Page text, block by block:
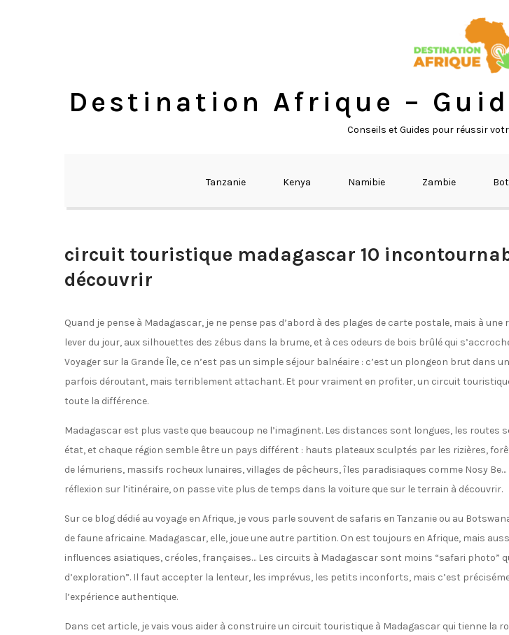
Destination Afrique –
Conseils et Guides pour réussir
Tanzanie Kenya Namibie Zambie
circuit touristique madagascar 10
découvrir
Quand je pense à Madagascar, je ne pense pas d’abord à des plages de carte postale, mais à une
lever du jour, aux silhouettes des zébus dans la brume, et à ces odeurs de bois brûlé qui
Voyager sur la Grande Île, ce n’est pas un simple séjour balnéaire : c’est un plongeon brut dans
parfois déroutant, mais terriblement attachant. Et pour vraiment en profiter, un circuit
toute la différence.
Madagascar est plus vaste que beaucoup ne l’imaginent. Les distances sont longues, les routes
état, et chaque région semble être un pays différent : hauts plateaux sculptés par les rizières,
de lémuriens, massifs rocheux lunaires, villages de pêcheurs, îles paradisiaques comme Nosy Be…
réflexion sur l’itinéraire, on passe vite plus de temps dans la voiture que sur le terrain à découvrir.
Sur ce blog dédié au voyage en Afrique, je vous parle souvent de safaris en Tanzanie ou au
de faune africaine. Madagascar, elle, joue une autre partition. On est toujours en Afrique, mais
influences asiatiques, créoles, françaises… Les circuits à Madagascar sont moins “safari photo”
d’exploration”. Il faut accepter la lenteur, les imprévus, les petits inconforts, mais c’est
l’expérience authentique.
Dans cet article, je vais vous aider à construire un circuit touristique à Madagascar qui tienne la